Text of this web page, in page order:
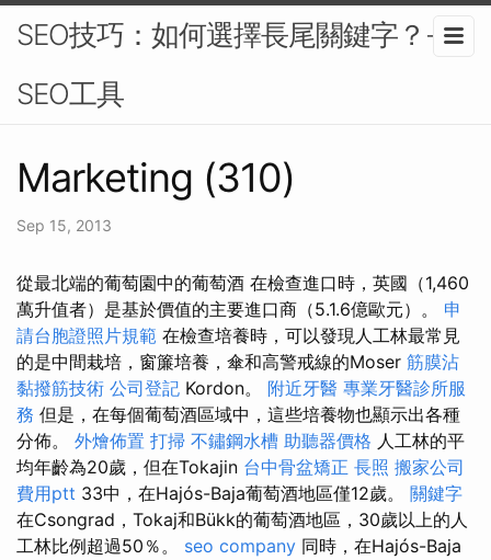
SEO技巧：如何選擇長尾關鍵字？-
SEO工具
Marketing (310)
Sep 15, 2013
從最北端的葡萄園中的葡萄酒 在檢查進口時，英國（1,460
萬升值者）是基於價值的主要進口商（5.1.6億歐元）。 申
請台胞證照片規範 在檢查培養時，可以發現人工林最常見
的是中間栽培，窗簾培養，傘和高警戒線的Moser 筋膜沾
黏撥筋技術 公司登記 Kordon。 附近牙醫 專業牙醫診所服
務 但是，在每個葡萄酒區域中，這些培養物也顯示出各種
分佈。 外燴佈置 打掃 不鏽鋼水槽 助聽器價格 人工林的平
均年齡為20歲，但在Tokajin 台中骨盆矯正 長照 搬家公司
費用ptt 33中，在Hajós-Baja葡萄酒地區僅12歲。 關鍵字
在Csongrad，Tokaj和Bükk的葡萄酒地區，30歲以上的人
工林比例超過50％。 seo company 同時，在Hajós-Baja